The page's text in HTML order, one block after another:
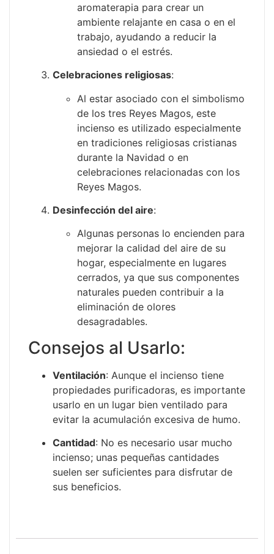
aromaterapia para crear un
ambiente relajante en casa o en el
trabajo, ayudando a reducir la
ansiedad o el estrés.
Celebraciones religiosas:
Al estar asociado con el simbolismo
de los tres Reyes Magos, este
incienso es utilizado especialmente
en tradiciones religiosas cristianas
durante la Navidad o en
celebraciones relacionadas con los
Reyes Magos.
Desinfección del aire:
Algunas personas lo encienden para
mejorar la calidad del aire de su
hogar, especialmente en lugares
cerrados, ya que sus componentes
naturales pueden contribuir a la
eliminación de olores
desagradables.
Consejos al Usarlo:
Ventilación: Aunque el incienso tiene
propiedades purificadoras, es importante
usarlo en un lugar bien ventilado para
evitar la acumulación excesiva de humo.
Cantidad: No es necesario usar mucho
incienso; unas pequeñas cantidades
suelen ser suficientes para disfrutar de
sus beneficios.